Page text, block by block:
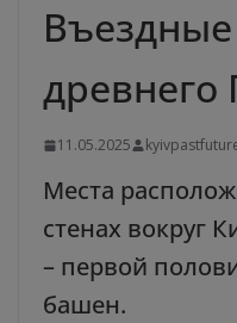
древнего
11.05.2025
Места
стенах вокруг
– первой
башен.